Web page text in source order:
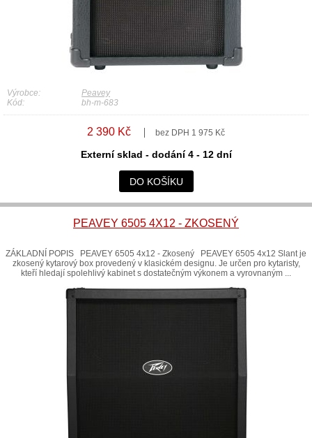
Výrobce:
Peavey
Kód:
bh-m-683
2 390 Kč bez DPH 1 975 Kč
Externí sklad - dodání 4 - 12 dní
DO KOŠÍKU
PEAVEY 6505 4X12 - ZKOSENÝ
ZÁKLADNÍ POPIS PEAVEY 6505 4x12 - Zkosený PEAVEY 6505 4x12 Slant je
zkosený kytarový box provedený v klasickém designu. Je určen pro kytaristy,
kteří hledají spolehlivý kabinet s dostatečným výkonem a vyrovnaným ...